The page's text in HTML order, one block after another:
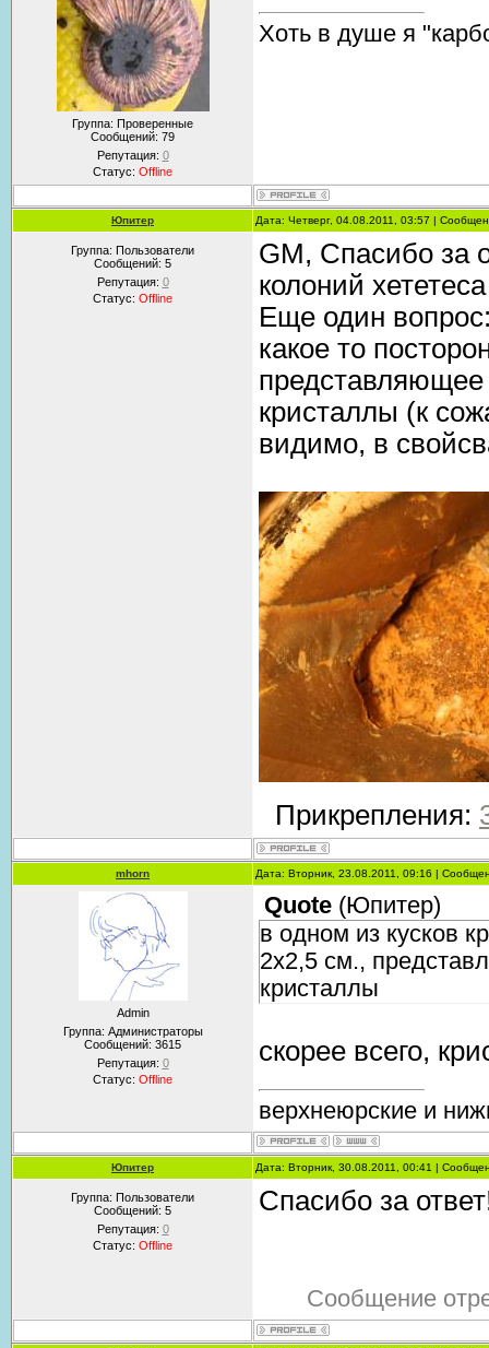
Группа: Проверенные
Сообщений: 79
Репутация: 0
Статус: Offline
Хоть в душе я
Юпитер Дата: Четверг, 04.08.2011, 03:57 |
Группа: Пользователи
Сообщений: 5
Репутация: 0
Статус: Offline
GM, Спасибо за
колоний
Еще один
какое то
кристаллы (к
видимо, в
Прикрепления:
mhorn Дата: Вторник, 23.08.2011, 09:16 |
Admin
Группа: Администраторы
Сообщений: 3615
Репутация: 0
Статус: Offline
Quote (Юпитер)
в одном из кусков
2х2,5 см.,
кристаллы
скорее всего,
верхнеюрские и
Юпитер Дата: Вторник, 30.08.2011, 00:41 |
Группа: Пользователи
Сообщений: 5
Репутация: 0
Статус: Offline
Спасибо за
Сообщение